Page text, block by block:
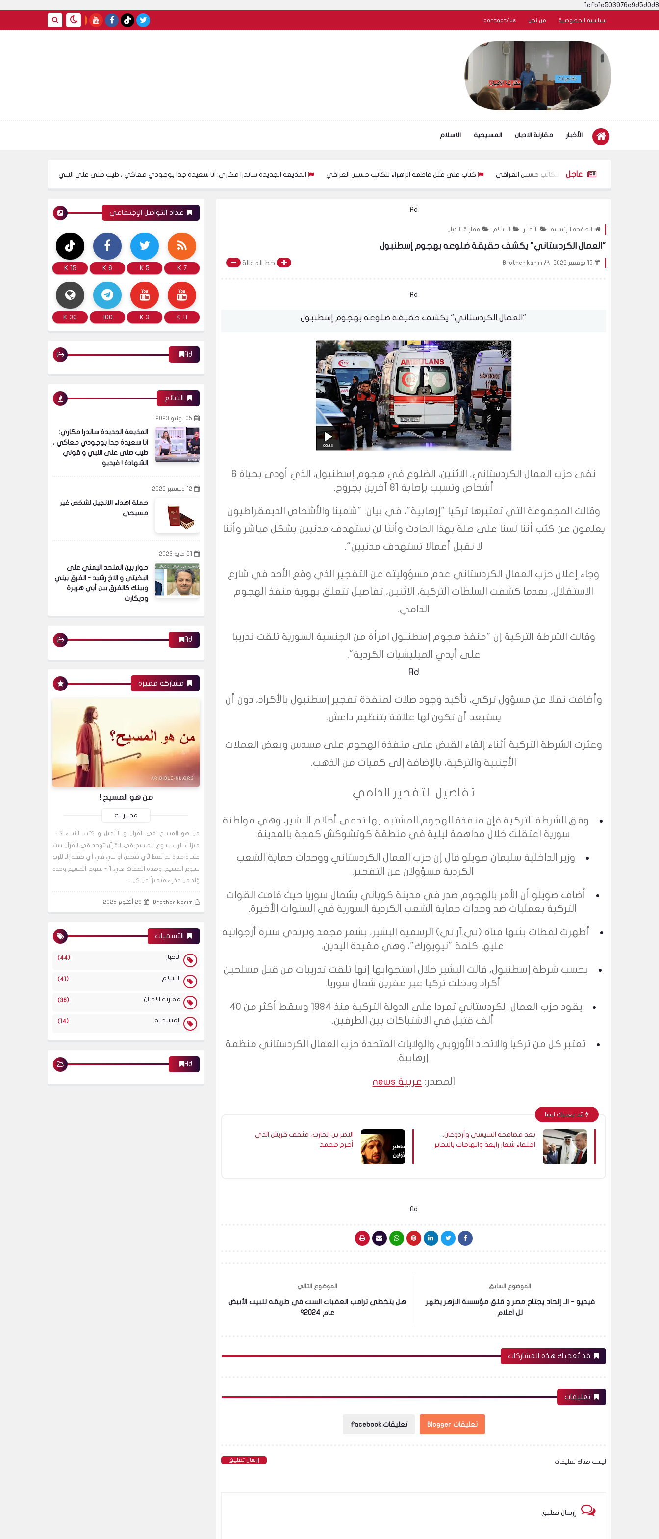
1afb1a503976a9d5d0d8
سياسية الخصوصية من نحن contact/us
الأخبار مقارنة الاديان المسيحية الاسلام
عاجل
قتل فاطمة الزهراء للكاتب حسين العراقي كتاب على قتل فاطمة الزهراء للكاتب حسين العراقي المذيعة الجديدة ساندرا مكاري: انا سعيدة جدا بوجودي معاكي ، طيب صلى على النبي و قولي الشهادة ! فيديو
Ad
الصفحة الرئيسية الأخبار الاسلام مقارنة الاديان
"العمال الكردستاني" يكشف حقيقة ضلوعه بهجوم إسطنبول
15 نوفمبر 2022 Brother karim خط المقالة
Ad
"العمال الكردستاني" يكشف حقيقة ضلوعه بهجوم إسطنبول
نفى حزب العمال الكردستاني، الاثنين، الضلوع في هجوم إسطنبول، الذي أودى بحياة 6
أشخاص وتسبب بإصابة 81 آخرين بجروح.
وقالت المجموعة التي تعتبرها تركيا "إرهابية"، في بيان: "شعبنا والأشخاص الديمقراطيون
يعلمون عن كثب أننا لسنا على صلة بهذا الحادث وأننا لن نستهدف مدنيين بشكل مباشر وأننا
لا نقبل أعمالا تستهدف مدنيين".
وجاء إعلان حزب العمال الكردستاني عدم مسؤوليته عن التفجير الذي وقع الأحد في شارع
الاستقلال، بعدما كشفت السلطات التركية، الاثنين، تفاصيل تتعلق بهوية منفذ الهجوم
الدامي.
وقالت الشرطة التركية إن "منفذ هجوم إسطنبول امرأة من الجنسية السورية تلقت تدريبا
على أيدي الميليشيات الكردية".
Ad
وأضافت نقلا عن مسؤول تركي، تأكيد وجود صلات لمنفذة تفجير إسطنبول بالأكراد، دون أن
يستبعد أن تكون لها علاقة بتنظيم داعش.
وعثرت الشرطة التركية أثناء إلقاء القبض على منفذة الهجوم على مسدس وبعض العملات
الأجنبية والتركية، بالإضافة إلى كميات من الذهب.
تفاصيل التفجير الدامي
وفق الشرطة التركية فإن منفذة الهجوم المشتبه بها تدعى أحلام البشير، وهي مواطنة
سورية اعتقلت خلال مداهمة ليلية في منطقة كوتشوكش كمجة بالمدينة.
وزير الداخلية سليمان صويلو قال إن حزب العمال الكردستاني ووحدات حماية الشعب
الكردية مسؤولان عن التفجير.
أضاف صويلو أن الأمر بالهجوم صدر في مدينة كوباني بشمال سوريا حيث قامت القوات
التركية بعمليات ضد وحدات حماية الشعب الكردية السورية في السنوات الأخيرة.
أظهرت لقطات بثتها قناة (تي.آر.تي) الرسمية البشير، بشعر مجعد وترتدي سترة أرجوانية
عليها كلمة "نيويورك"، وهي مقيدة اليدين.
بحسب شرطة إسطنبول، قالت البشير خلال استجوابها إنها تلقت تدريبات من قبل مسلحين
أكراد ودخلت تركيا عبر عفرين شمال سوريا.
يقود حزب العمال الكردستاني تمردا على الدولة التركية منذ 1984 وسقط أكثر من 40
ألف قتيل في الاشتباكات بين الطرفين.
تعتبر كل من تركيا والاتحاد الأوروبي والولايات المتحدة حزب العمال الكردستاني منظمة
إرهابية.
المصدر: عربية news
قد يعجبك ايضا
بعد مصافحة السيسي وأردوغان..
اختفاء شعار رابعة واتهامات بالتخابر
النضر بن الحارث، مثقف قريش الذي
أحرج محمد
Ad
الموضوع التالي
هل يتخطى ترامب العقبات الست في طريقه للبيت الأبيض
عام 2024؟
الموضوع السابق
فيديو - الـ إلحاد يجتاح مصر و قلق مؤسسة الازهر يظهر
لل اعلام
قد تُعجبك هذه المشاركات
تعليقات
تعليقات Blogger تعليقات Facebook
ليست هناك تعليقات إرسال تعليق
إرسال تعليق
عداد التواصل الإجتماعي
7 K
5 K
6 K
15 K
11 K
3 K
100
30 K
Ad
الشائع
05 يونيو 2023
المذيعة الجديدة ساندرا مكاري:
انا سعيدة جدا بوجودي معاكي ،
طيب صلى على النبي و قولي
الشهادة ! فيديو
12 ديسمبر 2022
حملة اهداء الانجيل لشخص غير
مسيحي
21 مايو 2023
حوار بين الملحد اليمني على
البخيتي و الاخ رشيد - الفرق بيني
وبينك كالفرق بين أبي هريرة
وديكارت
Ad
مشاركة مميزة
من هو المسيح !
مختار لك
من هو المسيح. في القران و الانجيل و كتب الانبياء ؟ !
ميزات الرب يسوع المسيح في القرآن توجد في القرآن ست
عشرة ميزة لم تُعطَ لأي شخص أو نبي في أي حقبة إلا للرب
يسوع المسيح. وهذه الصفات هي: 1 - يسوع المسيح وحده
وُلد من عذراء متميزاً عن كل …
Brother karim 28 أكتوبر 2025
التسميات
الأخبار (44)
الاسلام (41)
مقارنة الاديان (36)
المسيحية (14)
Ad